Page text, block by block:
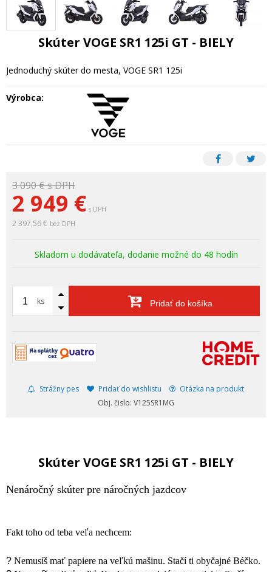
3 090 €s DPH
2 949 € s DPH
2 397,56 € bez DPH
Skladom u dodávateľa, dodanie možné do 48 hodín
ks Pridať do košíka
Strážny pes Pridať do wishlistu
Otázka na produkt
Obj. čislo: V125SR1MG
Skúter VOGE SR1 125i GT - BIELY
Jednoduchý skúter do mesta, VOGE SR1 125i
Výrobca:
Skúter VOGE SR1 125i GT - BIELY
Nenáročný skúter pre náročných jazdcov
Fakt toho od teba veľa nechcem:
? Nemusíš mať papiere na veľkú mašinu. Stačí ti obyčajné Béčko.